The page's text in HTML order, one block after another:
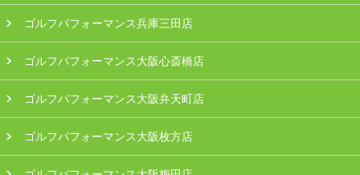
ゴルフパフォーマンス兵庫三田店
ゴルフパフォーマンス大阪心斎橋店
ゴルフパフォーマンス大阪弁天町店
ゴルフパフォーマンス大阪枚方店